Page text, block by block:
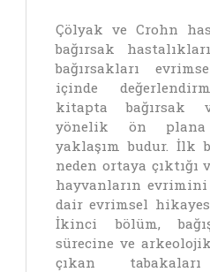
Çölyak ve Crohn
bağırsak
bağırsakları
içinde
kitapta bağırsak
yönelik ön plana
yaklaşım budur. İlk
neden ortaya çıktığı
hayvanların
dair evrimsel
İkinci bölüm,
sürecine ve
çıkan